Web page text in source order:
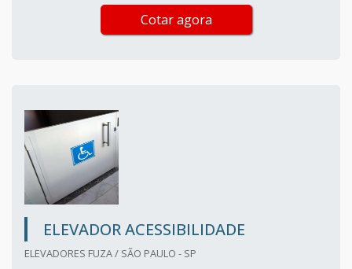
Cotar agora
ELEVADOR ACESSIBILIDADE
ELEVADORES FUZA / SÃO PAULO - SP